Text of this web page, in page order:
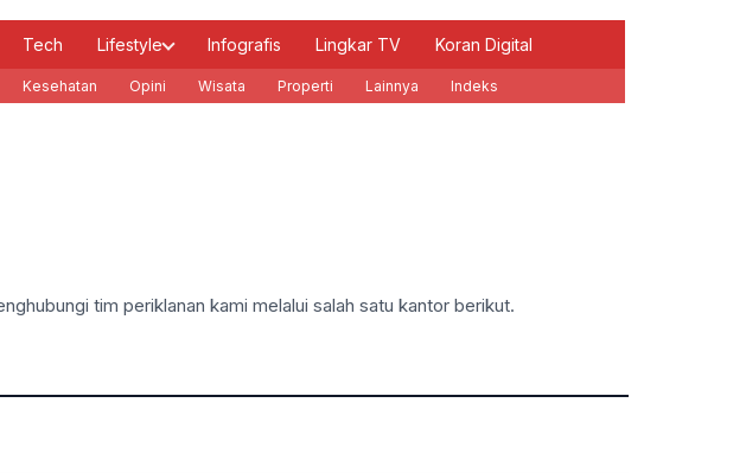
Tech Lifestyle Infografis Lingkar TV Koran Digital
Kesehatan Opini Wisata Properti Lainnya Indeks
tim periklanan kami melalui salah satu kantor berikut.